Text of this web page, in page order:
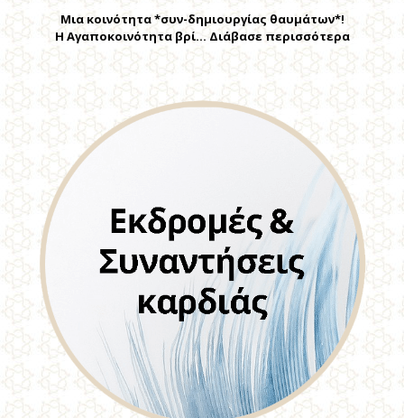
Μια κοινότητα *συν-δημιουργίας θαυμάτων*!
Η Αγαποκοινότητα βρί… Διάβασε περισσότερα